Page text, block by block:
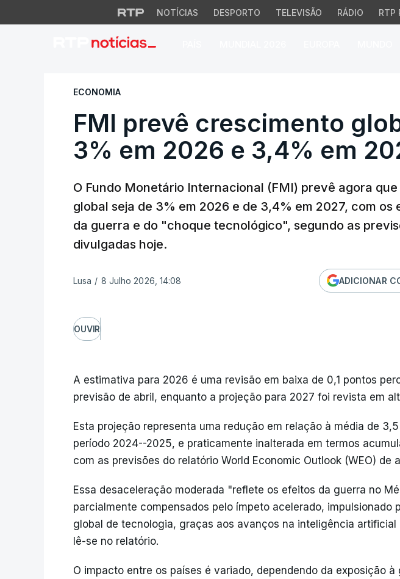
NOTÍCIAS DESPORTO TELEVISÃO RÁDIO RTP
FMI prevê crescimento
ECONOMIA
FMI prevê crescimento
3% em 2026 e 3,4% em
O Fundo Monetário Internacional (FMI) prevê agora
global seja de 3% em 2026 e de 3,4% em 2027, com os
da guerra e do "choque tecnológico", segundo as
divulgadas hoje.
Lusa / 8 Julho 2026, 14:08 ADICIONAR
OUVIR
A estimativa para 2026 é uma revisão em baixa de 0,1 pontos
previsão de abril, enquanto a projeção para 2027 foi revista em
Esta projeção representa uma redução em relação à média de
período 2024--2025, e praticamente inalterada em termos
com as previsões do relatório World Economic Outlook (WEO) de
Essa desaceleração moderada "reflete os efeitos da guerra no
parcialmente compensados pelo ímpeto acelerado, impulsionado
global de tecnologia, graças aos avanços na inteligência artificial
lê-se no relatório.
O impacto entre os países é variado, dependendo da exposição à